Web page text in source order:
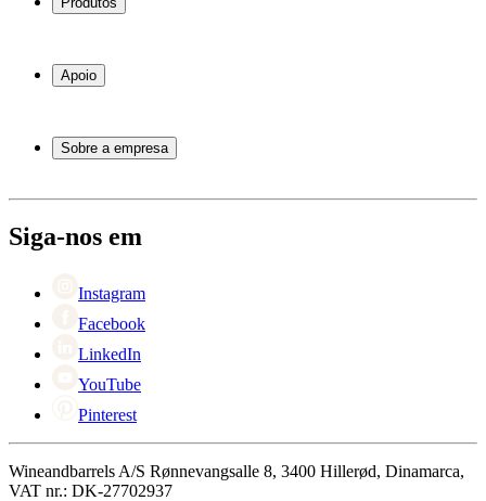
Garrafeiras
Móveis para vinho
Apoio
Atendimento
Pagamento
Retorno
Sobre a empresa
Black Friday
Singles Day
Siga-nos em
Instagram
Facebook
LinkedIn
YouTube
Pinterest
Wineandbarrels A/S Rønnevangsalle 8, 3400 Hillerød, Dinamarca,
VAT nr.: DK-27702937